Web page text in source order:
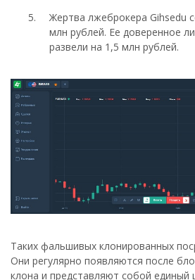
Жертва лжеброкера Gihsedu
млн рублей. Ее доверенное
развели на 1,5 млн рублей.
Таких фальшивых клонированных
Они регулярно появляются после
клона и представляют собой